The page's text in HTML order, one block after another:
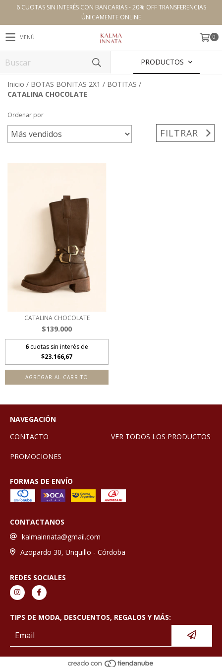
6 CUOTAS SIN INTERÉS CON BANCARIAS - 20% OFF TRANSFERENCIAS
ÚNICAMENTE ONLINE
MENÚ 0
PRODUCTOS
Inicio / BOTAS BONITAS 2X1 / BOTITAS /
CATALINA CHOCOLATE
Ordenar por
FILTRAR
CATALINA CHOCOLATE
$139.000
6 cuotas sin interés de
$23.166,67
AGREGAR AL CARRITO
NAVEGACIÓN
CONTACTO
VER TODOS LOS PRODUCTOS
PROMOCIONES
FORMAS DE ENVÍO
CONTACTANOS
kalmainnata@gmail.com
Azopardo 30, Unquillo - Córdoba
REDES SOCIALES
TIPS DE MODA, DESCUENTOS, REGALOS Y MÁS: